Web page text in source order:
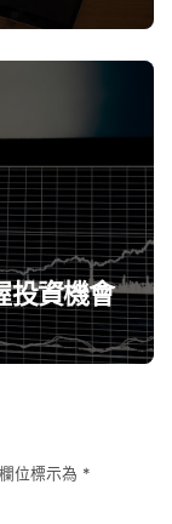
投資機會
位標示為 *